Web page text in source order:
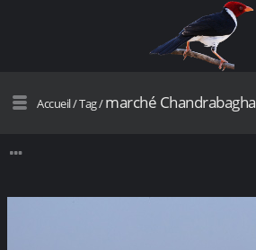
Accueil/Tag/marché Chandrabagha